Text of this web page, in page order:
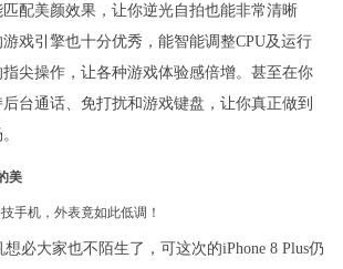
配美颜效果，让你逆光自拍也能非常清晰
戏引擎也十分优秀，能智能调整CPU及运行
尖操作，让各种游戏体验感倍增。甚至在你
台通话、免打扰和游戏键盘，让你真正做到
美
必大家也不陌生了，可这次的iPhone 8 Plus仍